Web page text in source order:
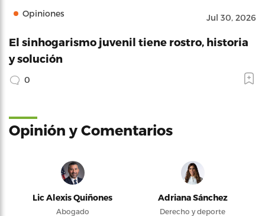
Opiniones Jul 30, 2026
El sinhogarismo juvenil tiene rostro, historia
y solución
0
Opinión y Comentarios
Lic Alexis Quiñones
Abogado
Adriana Sánchez
Derecho y deporte